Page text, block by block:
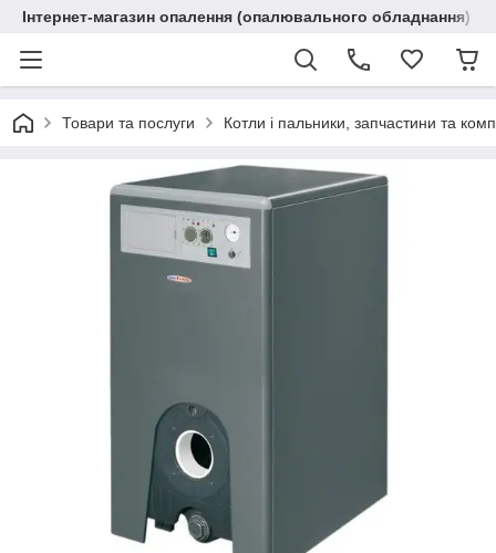
Інтернет-магазин опалення (опалювального обладнання)
Товари та послуги Котли і пальники, запчастини та